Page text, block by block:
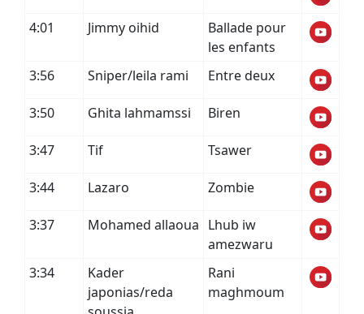
4:01 Jimmy oihid
Ballade pour
les enfants
3:56
Sniper/leila rami Entre deux
3:50 Ghita lahmamssi Biren
3:47 Tif Tsawer
3:44 Lazaro Zombie
3:37 Mohamed allaoua Lhub iw
amezwaru
3:34
Kader
japonias/reda
Rani
maghmoum